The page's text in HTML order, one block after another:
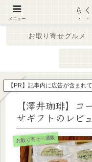
お取り寄せグルメ
【PR】記事内に広告が含まれ
【澤井珈琲】
せギフトのレビ
お取り寄せ・通販
メニュー
ら